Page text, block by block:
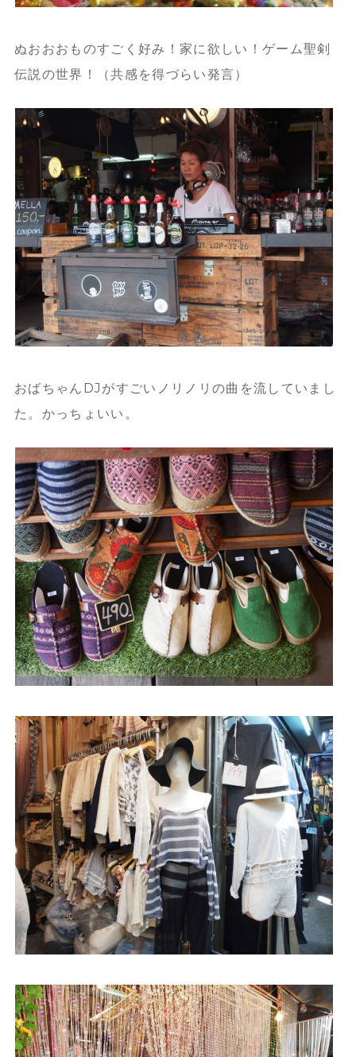
ぬおおおものすごく好み！家に欲しい！ゲーム聖剣
伝説の世界！（共感を得づらい発言）
おばちゃんDJがすごいノリノリの曲を流していまし
た。かっちょいい。